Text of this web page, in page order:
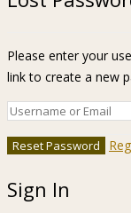
Please enter your
link to create a new
Sign In